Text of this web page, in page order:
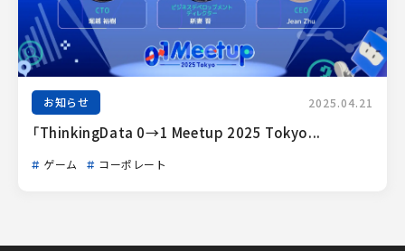
お知らせ 2025.04.21
「ThinkingData 0→1 Meetup 2025 Tokyo...
ゲーム コーポレート